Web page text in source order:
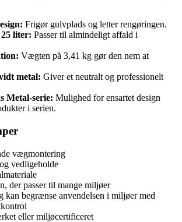
Frigør gulvplads og letter rengøringen.
liter: Passer til almindeligt affald i
Vægten på 3,41 kg gør den nem at
metal: Giver et neutralt og professionelt
Metal-serie: Mulighed for ensartet design
i serien.
vægmontering
vedligeholde
der passer til mange miljøer
kan begrænse anvendelsen i miljøer med
eller miljøcertificeret